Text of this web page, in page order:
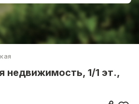
недвижимость, 1/1 эт.,